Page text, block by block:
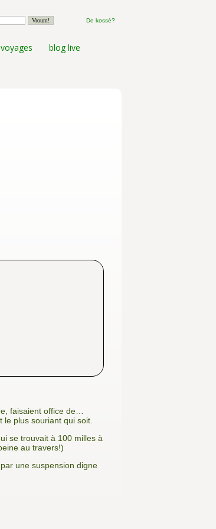
blog live
De kossé?
faisaient office de…
plus souriant qui soit.
se trouvait à 100 milles à
au travers!)
une suspension digne